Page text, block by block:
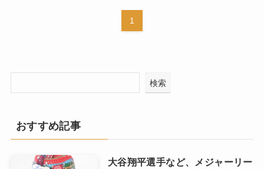
1
検索
おすすめ記事
大谷翔平選手など、メジャーリー